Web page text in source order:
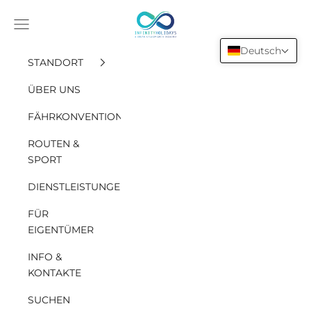
INFINITY HOLIDAYS SAS
Öffne das Navigationsmenü
STANDORT
ÜBER UNS
FÄHRKONVENTION
ROUTEN &
SPORT
DIENSTLEISTUNGEN
FÜR
EIGENTÜMER
INFO &
KONTAKTE
SUCHEN
Deutsch